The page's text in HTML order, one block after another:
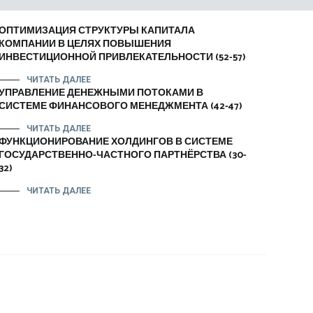
СТРУКТУРЫ КАПИТАЛА
КОМПАНИИ В ЦЕЛЯХ ПОВЫШЕНИЯ
ИНВЕСТИЦИОННОЙ ПРИВЛЕКАТЕЛЬНОСТИ (52-57)
ЧИТАТЬ ДАЛЕЕ
ДЕНЕЖНЫМИ ПОТОКАМИ В
ФИНАНСОВОГО МЕНЕДЖМЕНТА (42-47)
ЧИТАТЬ ДАЛЕЕ
ХОЛДИНГОВ В СИСТЕМЕ
ГОСУДАРСТВЕННО-ЧАСТНОГО ПАРТНЁРСТВА (30-
ЧИТАТЬ ДАЛЕЕ